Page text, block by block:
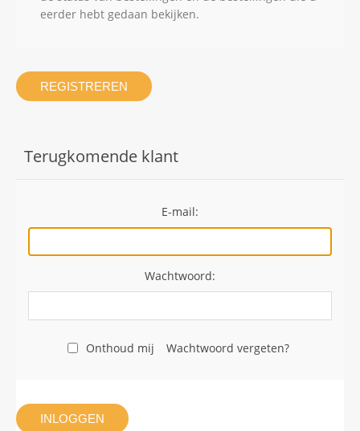
eerder hebt gedaan bekijken.
REGISTREREN
Terugkomende klant
E-mail:
Wachtwoord:
Onthoud mij Wachtwoord vergeten?
INLOGGEN